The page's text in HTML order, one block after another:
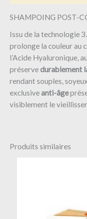
SHAMPOING POST-
Issu de la technologie
prolonge la couleur au
l’Acide Hyaluronique,
préservedurablement
rendant souples,
exclusiveanti-âge
visiblement le
Produits similaires